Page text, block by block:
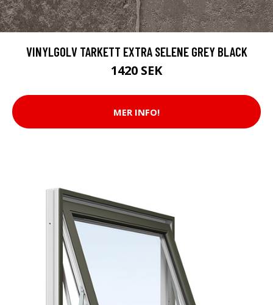
VINYLGOLV TARKETT EXTRA SELENE GREY BLACK
1420 SEK
MER INFO!